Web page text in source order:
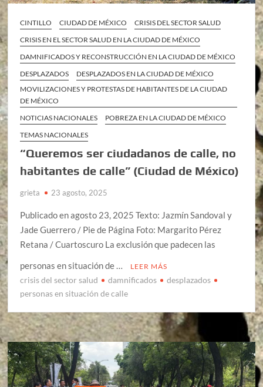
CINTILLO CIUDAD DE MÉXICO
CRISIS DEL SECTOR SALUD
CRISIS EN EL SECTOR SALUD EN LA CIUDAD DE MÉXICO
DAMNIFICADOS Y RECONSTRUCCIÓN EN LA CIUDAD DE MÉXICO
DESPLAZADOS
DESPLAZADOS EN LA CIUDAD DE MÉXICO
MOVILIZACIONES Y PROTESTAS DE HABITANTES DE LA CIUDAD
DE MÉXICO
NOTICIAS NACIONALES
POBREZA EN LA CIUDAD DE MÉXICO
TEMAS NACIONALES
“Queremos ser ciudadanos de calle, no
habitantes de calle” (Ciudad de México)
grieta 23 agosto, 2025
Publicado en agosto 23, 2025 Texto: Jazmín Sandoval y
Jade Guerrero / Pie de Página Foto: Margarito Pérez
Retana / Cuartoscuro La exclusión que padecen las
personas en situación de …
LEER MÁS
crisis del sector salud damnificados
desplazados
personas en situación de calle